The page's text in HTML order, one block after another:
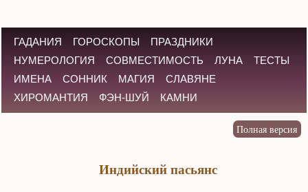
ГАДАНИЯ ГОРОСКОПЫ
ПРАЗДНИКИ
НУМЕРОЛОГИЯ
СОВМЕСТИМОСТЬ ЛУНА
ТЕСТЫ
ИМЕНА
СОННИК МАГИЯ
СЛАВЯНЕ
ХИРОМАНТИЯ
ФЭН-ШУЙ КАМНИ
Индийский пасьянс